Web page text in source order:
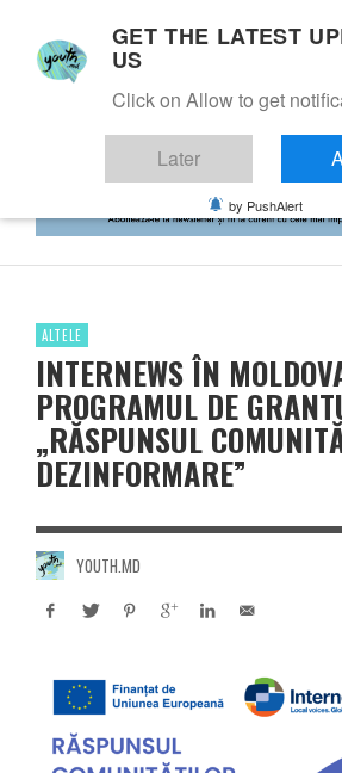
ALTELE
INTERNEWS ÎN
PROGRAMUL DE
„RĂSPUNSUL
DEZINFORMARE”
YOUTH.MD
GET THE LATEST
US
Click on Allow to get
Later
by PushAlert